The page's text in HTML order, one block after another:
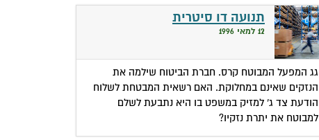
תנועה דו סיטרית
12 למאי 1996
גג המפעל המבוטח קרס. חברת הביטוח שילמה את
הנזקים שאינם במחלוקת. האם רשאית המבטחת לשלוח
הודעת צד ג' למזיק במשפט בו היא נתבעת לשלם
למבוטח את יתרת נזקיו?